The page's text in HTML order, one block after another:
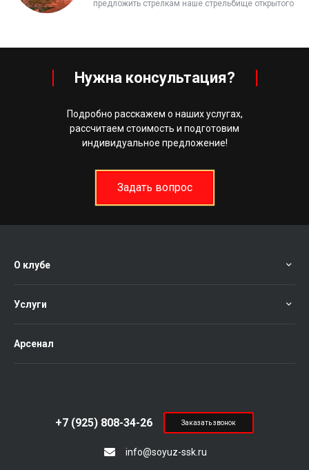
предложить стрелкам наше стрельбище открытого
Нужна консультация?
Подробно расскажем о наших услугах,
рассчитаем стоимость и подготовим
индивидуальное предложение!
Задать вопрос
О клубе
Услуги
Арсенал
info@soyuz-ssk.ru
+7 (925) 808-34-26 Заказать звонок